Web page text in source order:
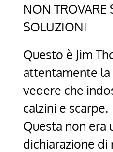
NON TROVARE
SOLUZIONI
Questo è Jim
attentamente
vedere che
calzini e scarpe.
Questa non era
dichiarazione di